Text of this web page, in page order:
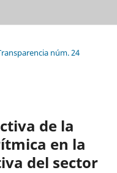
núm. 24
de la
en la
del sector